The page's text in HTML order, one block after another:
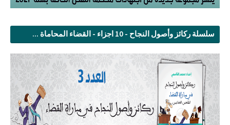
سلسلة ركائز وأصول النجاح - 10 اجزاء - القضاء المحاماة ...